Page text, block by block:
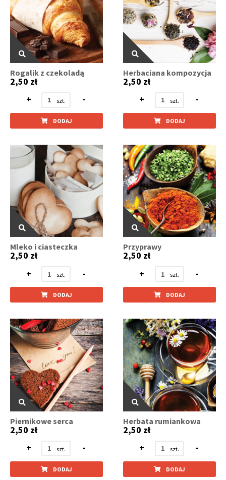
Rogalik z czekoladą
2,50 zł
+
-
DODAJ
Herbaciana kompozycja
2,50 zł
+
-
DODAJ
Mleko i ciasteczka
2,50 zł
+
-
DODAJ
Przyprawy
2,50 zł
+
-
DODAJ
Piernikowe serca
2,50 zł
+
-
DODAJ
Herbata rumiankowa
2,50 zł
+
-
DODAJ